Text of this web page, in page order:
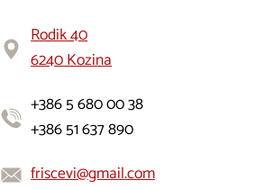
Rodik 40
6240 Kozina
+386 5 680 00 38
+386 51 637 890
friscevi@gmail.com